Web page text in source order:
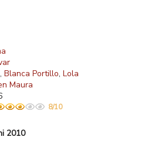
Blanca Portillo Lola
Maura
8/10
2010